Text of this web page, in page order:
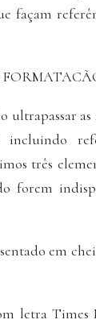
façam
ultrapassar as
incluindo
três
forem
em
letra Times